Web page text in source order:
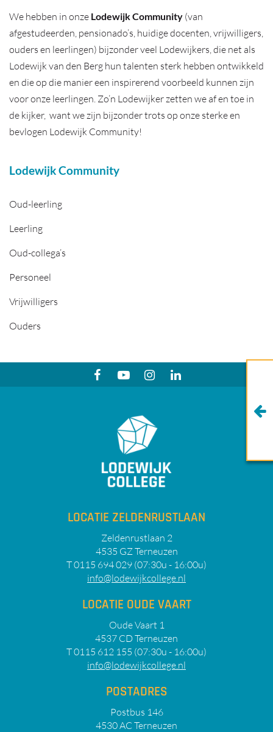
Lodewijk Community
Oud-leerling
Leerling
Oud-collega’s
Personeel
Vrijwilligers
Ouders
We hebben in onze Lodewijk Community (van
afgestudeerden, pensionado’s, huidige docenten, vrijwilligers,
ouders en leerlingen) bijzonder veel Lodewijkers, die net als
Lodewijk van den Berg hun talenten sterk hebben ontwikkeld
en die op die manier een inspirerend voorbeeld kunnen zijn
voor onze leerlingen. Zo’n Lodewijker zetten we af en toe in
de kijker, want we zijn bijzonder trots op onze sterke en
bevlogen Lodewijk Community!
LOCATIE ZELDENRUSTLAAN
Zeldenrustlaan 2
4535 GZ Terneuzen
T 0115 694 029 (07:30u - 16:00u)
info@lodewijkcollege.nl
LOCATIE OUDE VAART
Oude Vaart 1
4537 CD Terneuzen
T 0115 612 155 (07:30u - 16:00u)
info@lodewijkcollege.nl
POSTADRES
Postbus 146
4530 AC Terneuzen